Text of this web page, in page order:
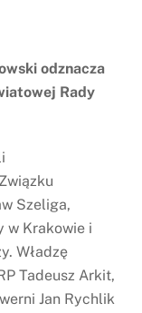
odznacza
Rady
Szeliga,
w Krakowie i
Władzę
Tadeusz Arkit,
Jan Rychlik